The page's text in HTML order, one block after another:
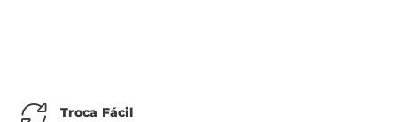
Troca Fácil